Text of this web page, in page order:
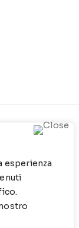
esperienza